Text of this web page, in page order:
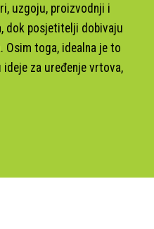
uzgoju, proizvodnji i
dok posjetitelji dobivaju
Osim toga, idealna je to
za uređenje vrtova,